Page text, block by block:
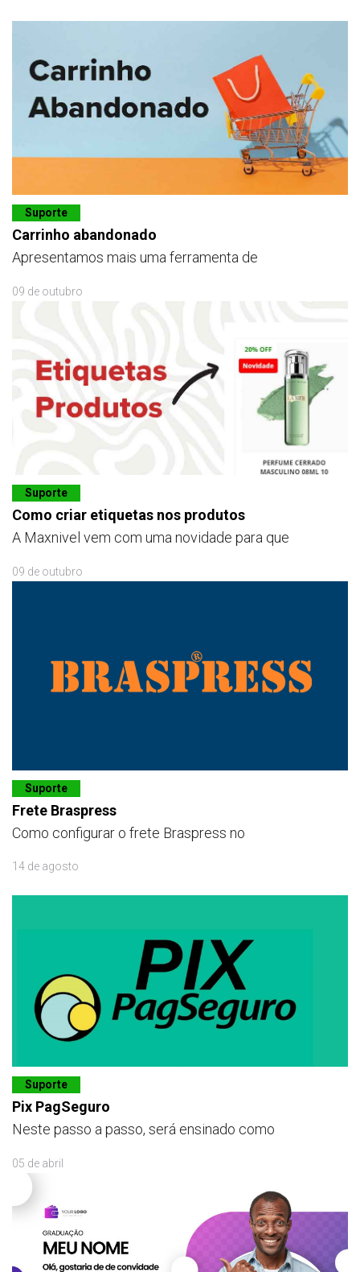
Suporte
Carrinho abandonado
Apresentamos mais uma ferramenta de
09 de outubro
Suporte
Como criar etiquetas nos produtos
A Maxnivel vem com uma novidade para que
09 de outubro
Suporte
Frete Braspress
Como configurar o frete Braspress no
14 de agosto
Suporte
Pix PagSeguro
Neste passo a passo, será ensinado como
05 de abril